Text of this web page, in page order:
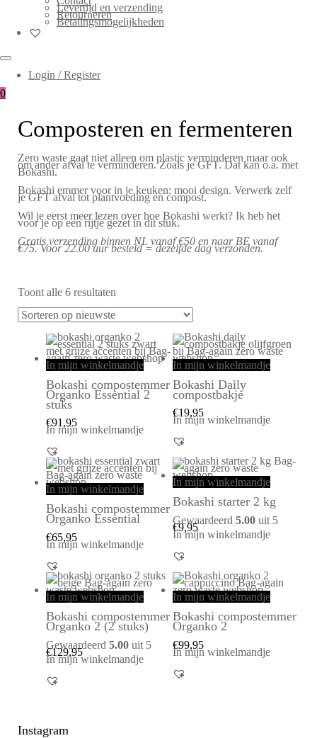
Levertijd en verzending
Retourneren
Betalingsmogelijkheden
Login / Register
0
Composteren en fermenteren
Zero waste gaat niet alleen om plastic verminderen maar ook
om ander afval te verminderen. Zoals je GFT. Dat kan o.a. met
Bokashi.
Bokashi emmer voor in je keuken: mooi design. Verwerk zelf
je GFT afval tot plantvoeding en compost.
Wil je eerst meer lezen over hoe Bokashi werkt? Ik heb het
voor je op een rijtje gezet indit stuk.
Gratis verzending binnen NL vanaf €50 en naar BE vanaf
€75. Voor 22.00 uur besteld = dezelfde dag verzonden.
Toont alle 6 resultaten
In mijn winkelmandje
Bokashi compostemmer
Organko Essential 2
stuks
€91,95
In mijn winkelmandje
In mijn winkelmandje
Bokashi Daily
compostbakje
€19,95
In mijn winkelmandje
In mijn winkelmandje
Bokashi compostemmer
Organko Essential
€65,95
In mijn winkelmandje
In mijn winkelmandje
Bokashi starter 2 kg
Gewaardeerd 5.00 uit 5
€9,95
In mijn winkelmandje
In mijn winkelmandje
Bokashi compostemmer
Organko 2 (2 stuks)
Gewaardeerd 5.00 uit 5
€129,95
In mijn winkelmandje
In mijn winkelmandje
Bokashi compostemmer
Organko 2
€99,95
In mijn winkelmandje
Instagram